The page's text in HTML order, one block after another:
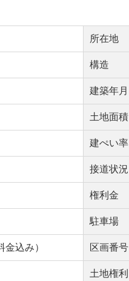
所在地
構造
建築年月
土地面積
建ぺい率
接道状況
権利金
駐車場
込み） 区画番号
土地権利